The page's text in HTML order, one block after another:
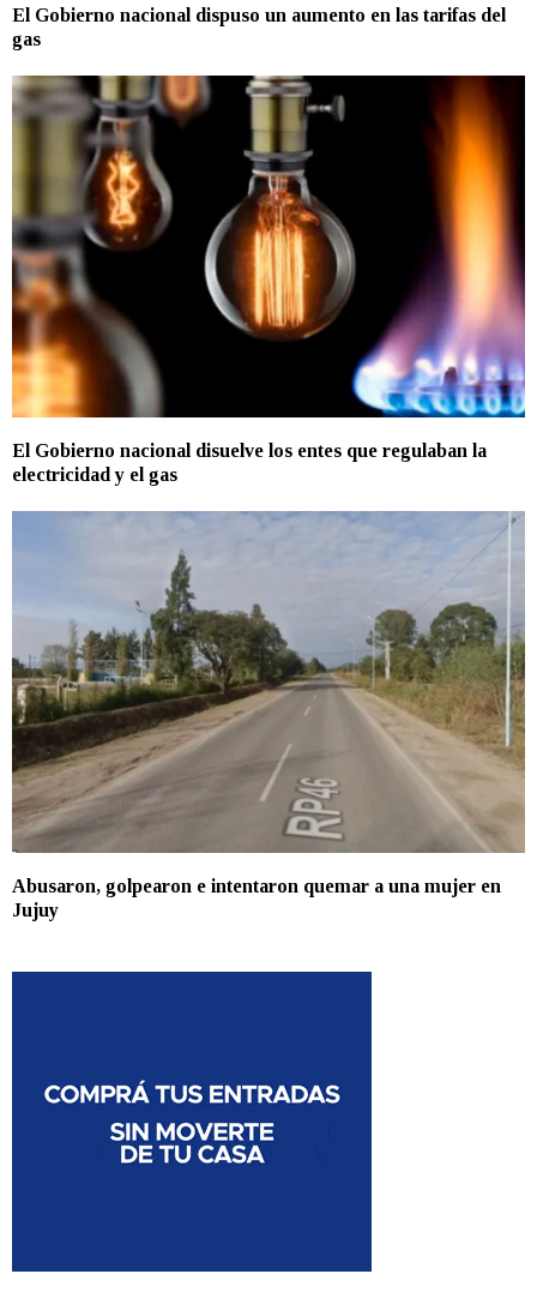
El Gobierno nacional dispuso un aumento en las tarifas del
gas
El Gobierno nacional disuelve los entes que regulaban la
electricidad y el gas
Abusaron, golpearon e intentaron quemar a una mujer en
Jujuy